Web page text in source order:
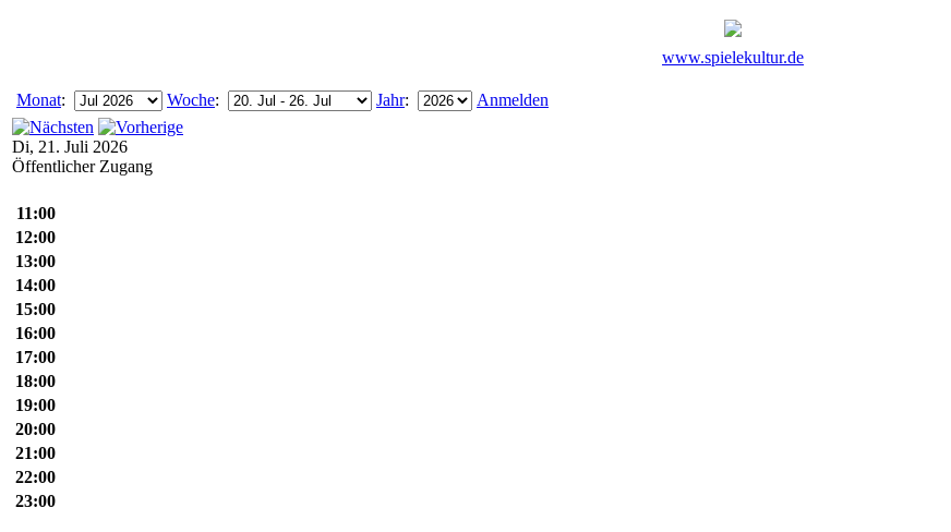
www.spielekultur.de
Monat: Woche: Jahr: Anmelden
Di, 21. Juli 2026
Öffentlicher Zugang
11:00
12:00
13:00
14:00
15:00
16:00
17:00
18:00
19:00
20:00
21:00
22:00
23:00